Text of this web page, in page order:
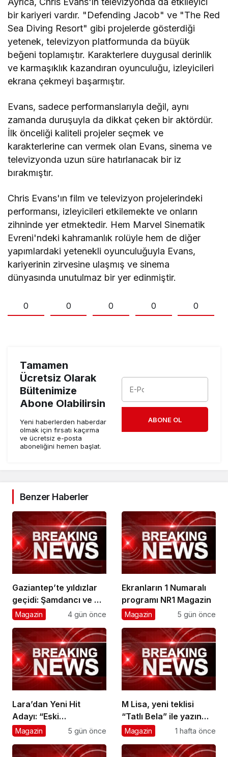
bir kariyeri vardır. "Defending Jacob" ve "The Red
Sea Diving Resort" gibi projelerde gösterdiği
yetenek, televizyon platformunda da büyük
beğeni toplamıştır. Karakterlere duygusal derinlik
ve karmaşıklık kazandıran oyunculuğu, izleyicileri
ekrana çekmeyi başarmıştır.
Evans, sadece performanslarıyla değil, aynı
zamanda duruşuyla da dikkat çeken bir aktördür.
İlk önceliği kaliteli projeler seçmek ve
karakterlerine can vermek olan Evans, sinema ve
televizyonda uzun süre hatırlanacak bir iz
bırakmıştır.
Chris Evans'ın film ve televizyon projelerindeki
performansı, izleyicileri etkilemekte ve onların
zihninde yer etmektedir. Hem Marvel Sinematik
Evreni'ndeki kahramanlık rolüyle hem de diğer
yapımlardaki yetenekli oyunculuğuyla Evans,
kariyerinin zirvesine ulaşmış ve sinema
dünyasında unutulmaz bir yer edinmiştir.
0 0 0 0 0
Tamamen
Ücretsiz Olarak
Bültenimize
Abone Olabilirsin
Yeni haberlerden haberdar
olmak için fırsatı kaçırma
ve ücretsiz e-posta
aboneliğini hemen başlat.
ABONE OL
Benzer Haberler
Gaziantep’te yıldızlar
geçidi: Şamdancı ve By
Mustafa açılışı ile
gala
Magazin 4 gün önce
Ekranların 1 Numaralı
programı NR1 Magazin
Magazin 5 gün önce
Lara’dan Yeni Hit
Adayı: “Eski
Numaralar” Yayında
Magazin 5 gün önce
M Lisa, yeni teklisi
“Tatlı Bela” ile yazın
ritmini belirlemeye
Magazin 1 hafta önce